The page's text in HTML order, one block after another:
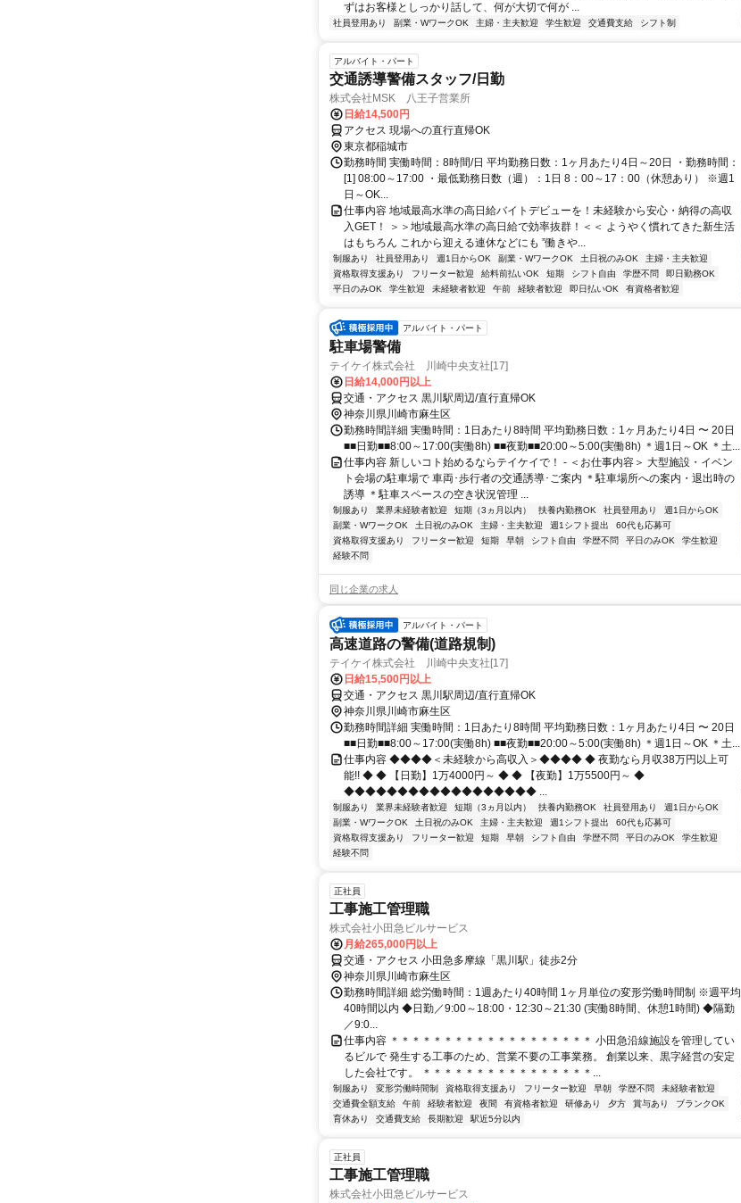
ずはお客様としっかり話して、何が大切で何が ...
社員登用あり 副業・WワークOK 主婦・主夫歓迎 学生歓迎 交通費支給 シフト制
アルバイト・パート
交通誘導警備スタッフ/日勤
株式会社MSK 八王子営業所
日給14,500円
アクセス 現場への直行直帰OK
東京都稲城市
勤務時間 実働時間：8時間/日 平均勤務日数：1ヶ月あたり4日～20日 ・勤務時間：
[1] 08:00～17:00 ・最低勤務日数（週）：1日 8：00～17：00（休憩あり） ※週1
日～OK...
仕事内容 地域最高水準の高日給バイトデビューを！未経験から安心・納得の高収
入GET！ ＞＞地域最高水準の高日給で効率抜群！＜＜ ようやく慣れてきた新生活
はもちろん これから迎える連休などにも ”働きや...
制服あり 社員登用あり 週1日からOK 副業・WワークOK 土日祝のみOK
主婦・主夫歓迎
資格取得支援あり
フリーター歓迎 給料前払いOK 短期 シフト自由 学歴不問
即日勤務OK
平日のみOK
学生歓迎 未経験者歓迎 午前 経験者歓迎 即日払いOK 有資格者歓迎
アルバイト・パート
駐車場警備
テイケイ株式会社 川崎中央支社[17]
日給14,000円以上
交通・アクセス 黒川駅周辺/直行直帰OK
神奈川県川崎市麻生区
勤務時間詳細 実働時間：1日あたり8時間 平均勤務日数：1ヶ月あたり4日 〜 20日
■■日勤■■8:00～17:00(実働8h) ■■夜勤■■20:00～5:00(実働8h) ＊週1日～OK ＊土...
仕事内容 新しいコト始めるならテイケイで！ - ＜お仕事内容＞ 大型施設・イベン
ト会場の駐車場で 車両･歩行者の交通誘導･ご案内 ＊駐車場所への案内・退出時の
誘導 ＊駐車スペースの空き状況管理 ...
制服あり 業界未経験者歓迎 短期（3ヵ月以内） 扶養内勤務OK 社員登用あり
週1日からOK
副業・WワークOK
土日祝のみOK 主婦・主夫歓迎 週1シフト提出
60代も応募可
資格取得支援あり
フリーター歓迎 短期 早朝 シフト自由 学歴不問 平日のみOK
学生歓迎
経験不問
同じ企業の求人
アルバイト・パート
高速道路の警備(道路規制)
テイケイ株式会社 川崎中央支社[17]
日給15,500円以上
交通・アクセス 黒川駅周辺/直行直帰OK
神奈川県川崎市麻生区
勤務時間詳細 実働時間：1日あたり8時間 平均勤務日数：1ヶ月あたり4日 〜 20日
■■日勤■■8:00～17:00(実働8h) ■■夜勤■■20:00～5:00(実働8h) ＊週1日～OK ＊土...
仕事内容 ◆◆◆◆＜未経験から高収入＞◆◆◆◆ ◆ 夜勤なら月収38万円以上可
能!! ◆ ◆ 【日勤】1万4000円～ ◆ ◆ 【夜勤】1万5500円～ ◆
◆◆◆◆◆◆◆◆◆◆◆◆◆◆◆◆◆◆ ...
制服あり 業界未経験者歓迎 短期（3ヵ月以内） 扶養内勤務OK 社員登用あり
週1日からOK
副業・WワークOK
土日祝のみOK 主婦・主夫歓迎 週1シフト提出
60代も応募可
資格取得支援あり
フリーター歓迎 短期 早朝 シフト自由 学歴不問 平日のみOK
学生歓迎
経験不問
正社員
工事施工管理職
株式会社小田急ビルサービス
月給265,000円以上
交通・アクセス 小田急多摩線「黒川駅」徒歩2分
神奈川県川崎市麻生区
勤務時間詳細 総労働時間：1週あたり40時間 1ヶ月単位の変形労働時間制 ※週平均
40時間以内 ◆日勤／9:00～18:00・12:30～21:30 (実働8時間、休憩1時間) ◆隔勤
／9:0...
仕事内容 ＊＊＊＊＊＊＊＊＊＊＊＊＊＊＊＊＊＊＊ 小田急沿線施設を管理してい
るビルで 発生する工事のため、営業不要の工事業務。 創業以来、黒字経営の安定
した会社です。 ＊＊＊＊＊＊＊＊＊＊＊＊＊＊＊＊...
制服あり 変形労働時間制 資格取得支援あり フリーター歓迎 早朝 学歴不問
未経験者歓迎
交通費全額支給
午前 経験者歓迎 夜間 有資格者歓迎 研修あり 夕方 賞与あり
ブランクOK
育休あり
交通費支給 長期歓迎 駅近5分以内
正社員
工事施工管理職
株式会社小田急ビルサービス